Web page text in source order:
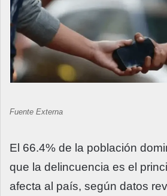
Fuente Externa
El 66.4% de la población
que la delincuencia es el
afecta al país, según datos